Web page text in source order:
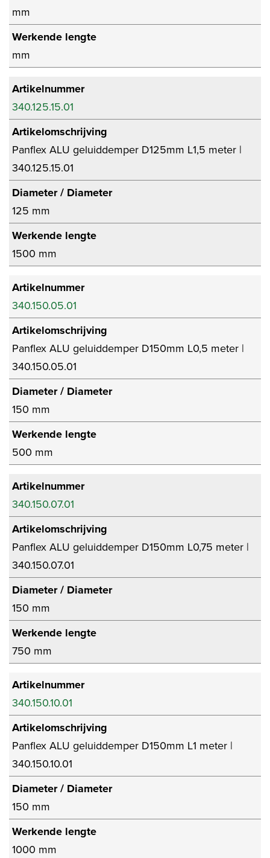
mm
Werkende lengte
mm
Artikelnummer
340.125.15.01
Artikelomschrijving
Panflex ALU geluiddemper D125mm L1,5 meter |
340.125.15.01
Diameter / Diameter
125 mm
Werkende lengte
1500 mm
Artikelnummer
340.150.05.01
Artikelomschrijving
Panflex ALU geluiddemper D150mm L0,5 meter |
340.150.05.01
Diameter / Diameter
150 mm
Werkende lengte
500 mm
Artikelnummer
340.150.07.01
Artikelomschrijving
Panflex ALU geluiddemper D150mm L0,75 meter |
340.150.07.01
Diameter / Diameter
150 mm
Werkende lengte
750 mm
Artikelnummer
340.150.10.01
Artikelomschrijving
Panflex ALU geluiddemper D150mm L1 meter |
340.150.10.01
Diameter / Diameter
150 mm
Werkende lengte
1000 mm